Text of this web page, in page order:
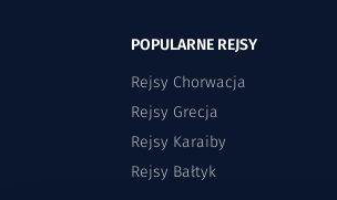
POPULARNE REJSY
Rejsy Chorwacja
Rejsy Grecja
Rejsy Karaiby
Rejsy Bałtyk